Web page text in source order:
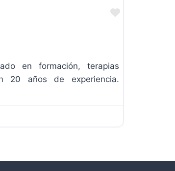
Favorite
en formación, terapias
20 años de experiencia.